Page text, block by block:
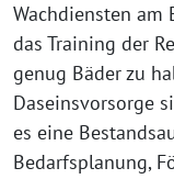
Wachdiensten am
das Training der
genug Bäder zu
Daseinsvorsorge
es eine
Bedarfsplanung,